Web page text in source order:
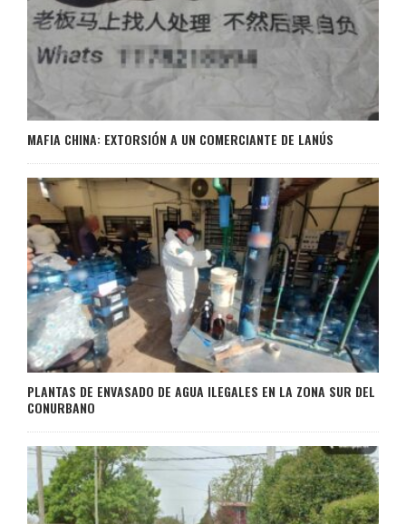
MAFIA CHINA: EXTORSIÓN A UN COMERCIANTE DE LANÚS
PLANTAS DE ENVASADO DE AGUA ILEGALES EN LA ZONA SUR DEL
CONURBANO